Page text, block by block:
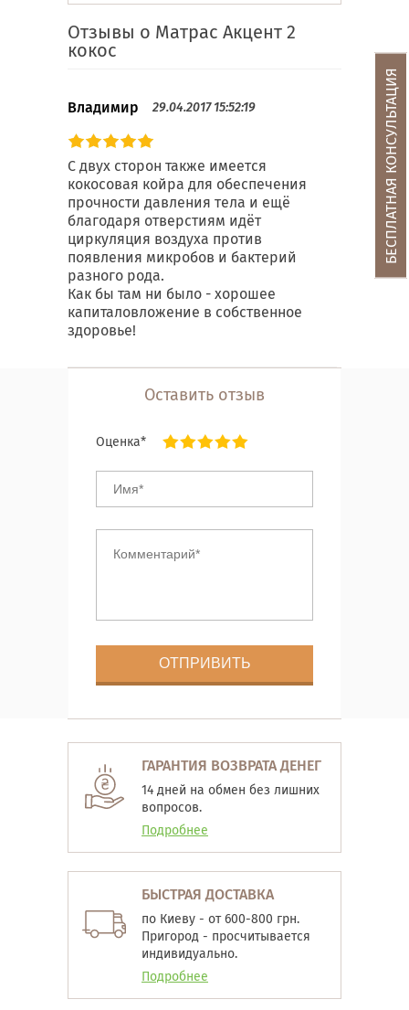
Отзывы о Матрас Акцент 2
кокос
Владимир 29.04.2017 15:52:19
С двух сторон также имеется
кокосовая койра для обеспечения
прочности давления тела и ещё
благодаря отверстиям идёт
циркуляция воздуха против
появления микробов и бактерий
разного рода.
Как бы там ни было - хорошее
капиталовложение в собственное
здоровье!
Оставить отзыв
Оценка*
ГАРАНТИЯ ВОЗВРАТА ДЕНЕГ
14 дней на обмен без лишних
вопросов.
Подробнее
БЫСТРАЯ ДОСТАВКА
по Киеву - от 600-800 грн.
Пригород - просчитывается
индивидуально.
Подробнее
БЕСПЛАТНАЯ КОНСУЛЬТАЦИЯ